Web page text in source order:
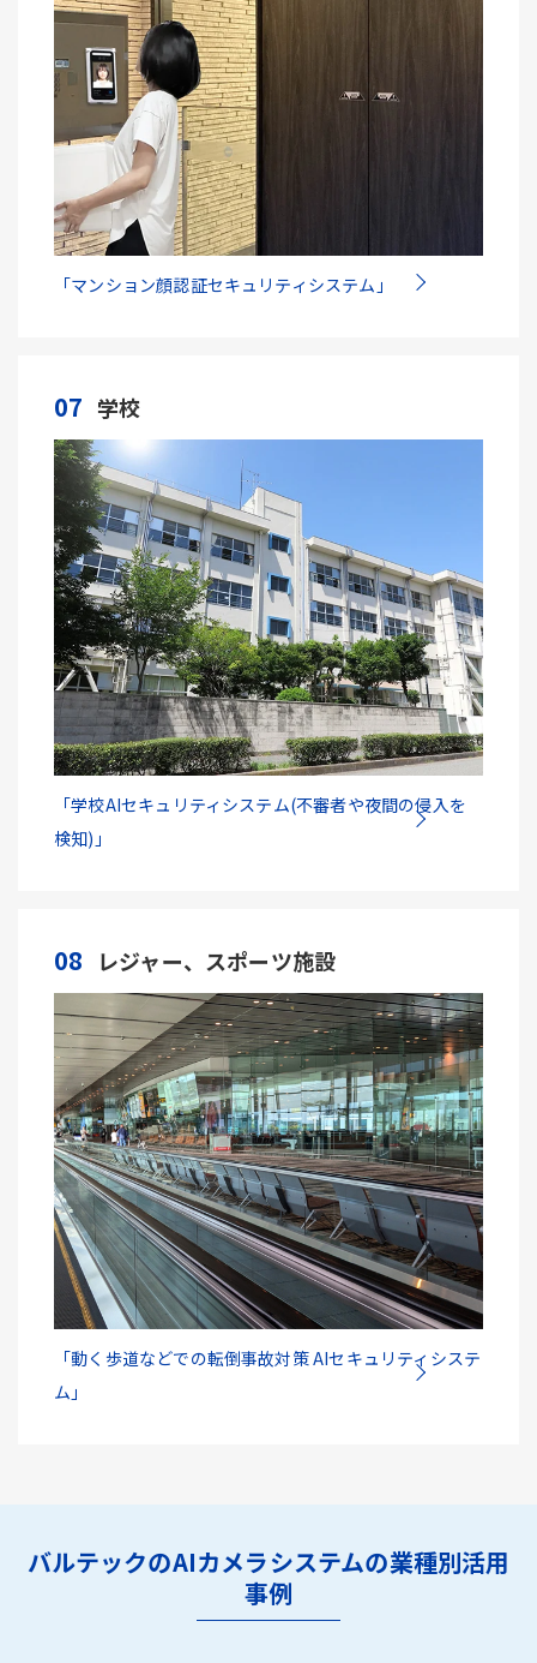
「マンション顔認証セキュリティシステム」
07 学校
「学校AIセキュリティシステム(不審者や夜間の侵入を
検知)」
08 レジャー、スポーツ施設
「動く歩道などでの転倒事故対策 AIセキュリティシステ
ム」
バルテックのAIカメラシステムの業種別活用
事例